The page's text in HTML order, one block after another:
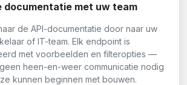
documentatie met uw team
de API-documentatie door naar uw
of IT-team. Elk endpoint is
met voorbeelden en filteropties —
heen-en-weer communicatie nodig
kunnen beginnen met bouwen.